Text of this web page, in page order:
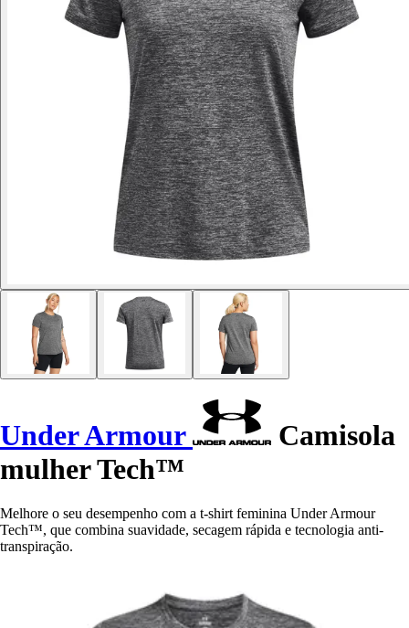
Under Armour
Camisola
mulher Tech™
Melhore o seu desempenho com a t-shirt feminina Under Armour
Tech™, que combina suavidade, secagem rápida e tecnologia anti-
transpiração.